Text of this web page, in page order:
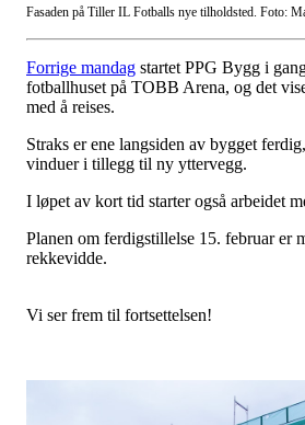
Fasaden på Tiller IL Fotballs nye tilholdsted. Foto:
Forrige mandag startet PPG Bygg i
fotballhuset på TOBB Arena, og det
med å reises.
Straks er ene langsiden av bygget
vinduer i tillegg til ny yttervegg.
I løpet av kort tid starter også arbeidet
Planen om ferdigstillelse 15. februar er
rekkevidde.
Vi ser frem til fortsettelsen!